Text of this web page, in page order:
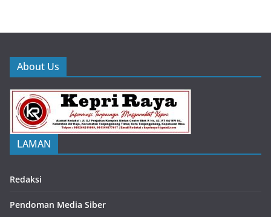
About Us
LAMAN
Redaksi
Pendoman Media Siber